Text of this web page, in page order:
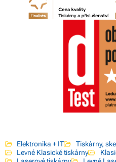
Elektronika + IT Tiskárny,
Levné Klasické tiskárny